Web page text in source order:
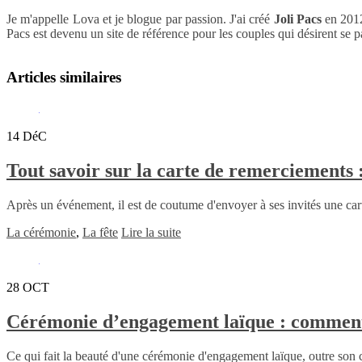
Je m'appelle Lova et je blogue par passion. J'ai créé Joli Pacsen
Pacs est devenu un site de référence pour les couples qui désirent
Articles similaires
14 DéC
Tout savoir sur la carte de
Après un événement, il est de coutume d'envoyer à ses invités une
La cérémonie, La fête Lire la suite
28 OCT
Cérémonie d’engagement laïque :
Ce qui fait la beauté d'une cérémonie d'engagement laïque, outre son